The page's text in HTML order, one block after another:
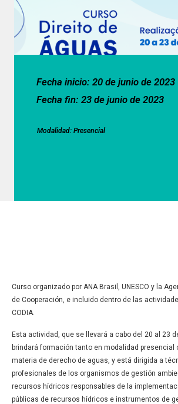
Fecha inicio: 20 de junio de 2023
Fecha fin: 23 de junio de 2023
Modalidad: Presencial
Curso organizado por ANA Brasil, UNESCO y la
de Cooperación, e incluido dentro de las
CODIA.
Esta actividad, que se llevará a cabo del 20 al 23
brindará formación tanto en modalidad presencial
materia de derecho de aguas, y está dirigida a
profesionales de los organismos de gestión
recursos hídricos responsables de la
públicas de recursos hídricos e instrumentos de